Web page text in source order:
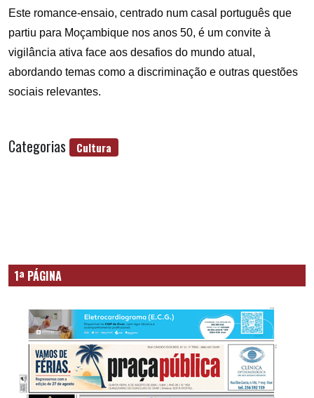
Este romance-ensaio, centrado num casal português que
partiu para Moçambique nos anos 50, é um convite à
vigilância ativa face aos desafios do mundo atual,
abordando temas como a discriminação e outras questões
sociais relevantes.
Categorias Cultura
1ª PÁGINA